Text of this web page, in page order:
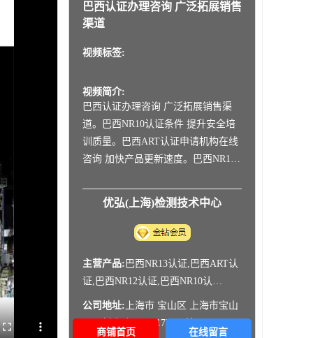
巴西认证办理咨询 广泛拓展销售
渠道
视频标签:
视频简介:
巴西认证办理咨询 广泛拓展销售渠
道。巴西NR10认证条件 提升安全培
训质量。巴西ART认证申请机构在线
咨询 加快产品更新速度。巴西NR12
全。巴西NR10认证怎么做 规范安全
标识管理。巴西RETIE认证怎么做在
线咨询 提升电力设施安全性。巴西
优弘(上海)检测技术中心
主营产品: 巴西NR13认证,巴西ART认
证,巴西NR12认证,巴西NR10认
证,ANATEL认证,INMTRO认证
公司地址: 上海市 宝山区 上海市宝山
区月新南路888弄175号3幢
商铺首页
在线留言